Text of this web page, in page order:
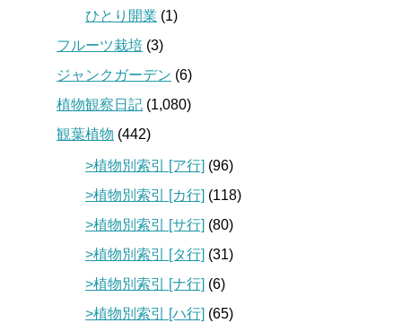
ひとり開業 (1)
フルーツ栽培 (3)
ジャンクガーデン (6)
植物観察日記 (1,080)
観葉植物 (442)
>植物別索引 [ア行] (96)
>植物別索引 [カ行] (118)
>植物別索引 [サ行] (80)
>植物別索引 [タ行] (31)
>植物別索引 [ナ行] (6)
>植物別索引 [ハ行] (65)